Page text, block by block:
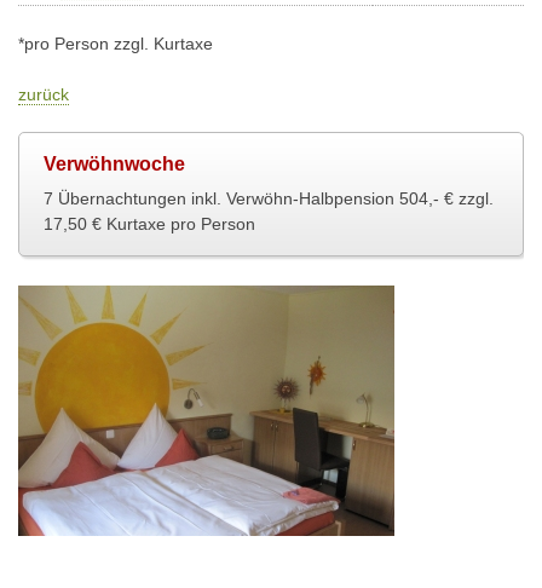
*pro Person zzgl. Kurtaxe
zurück
Verwöhnwoche
7 Übernachtungen inkl. Verwöhn-Halbpension 504,- € zzgl.
17,50 € Kurtaxe pro Person